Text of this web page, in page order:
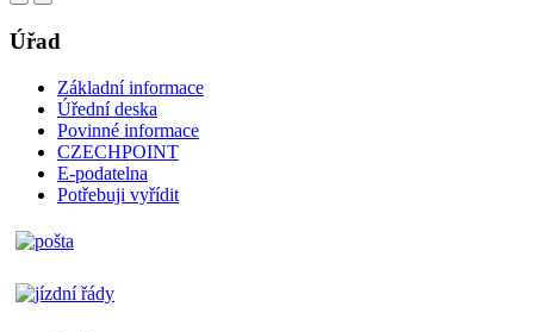
Úřad
Základní informace
Úřední deska
Povinné informace
CZECHPOINT
E-podatelna
Potřebuji vyřídit